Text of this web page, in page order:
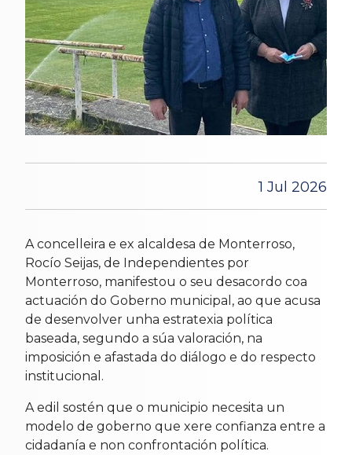
1 Jul 2026
A concelleira e ex alcaldesa de Monterroso,
Rocío Seijas, de Independientes por
Monterroso, manifestou o seu desacordo coa
actuación do Goberno municipal, ao que acusa
de desenvolver unha estratexia política
baseada, segundo a súa valoración, na
imposición e afastada do diálogo e do respecto
institucional.
A edil sostén que o municipio necesita un
modelo de goberno que xere confianza entre a
cidadanía e non confrontación política.